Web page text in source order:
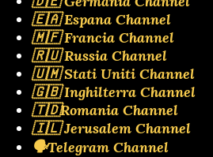
🇪🇦 Espana Channel
🇲🇫 Francia Channel
🇷🇺 Russia Channel
🇺🇲 Stati Uniti Channel
🇬🇧 Inghilterra Channel
🇹🇩Romania Channel
🇮🇱 Jerusalem Channel
🗣️Telegram Channel